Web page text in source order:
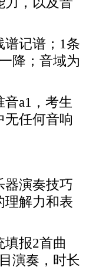
谱记谱；1条
降；音域为
a1，考生
无任何音响
器演奏技巧
理解力和表
报2首曲
演奏，时长